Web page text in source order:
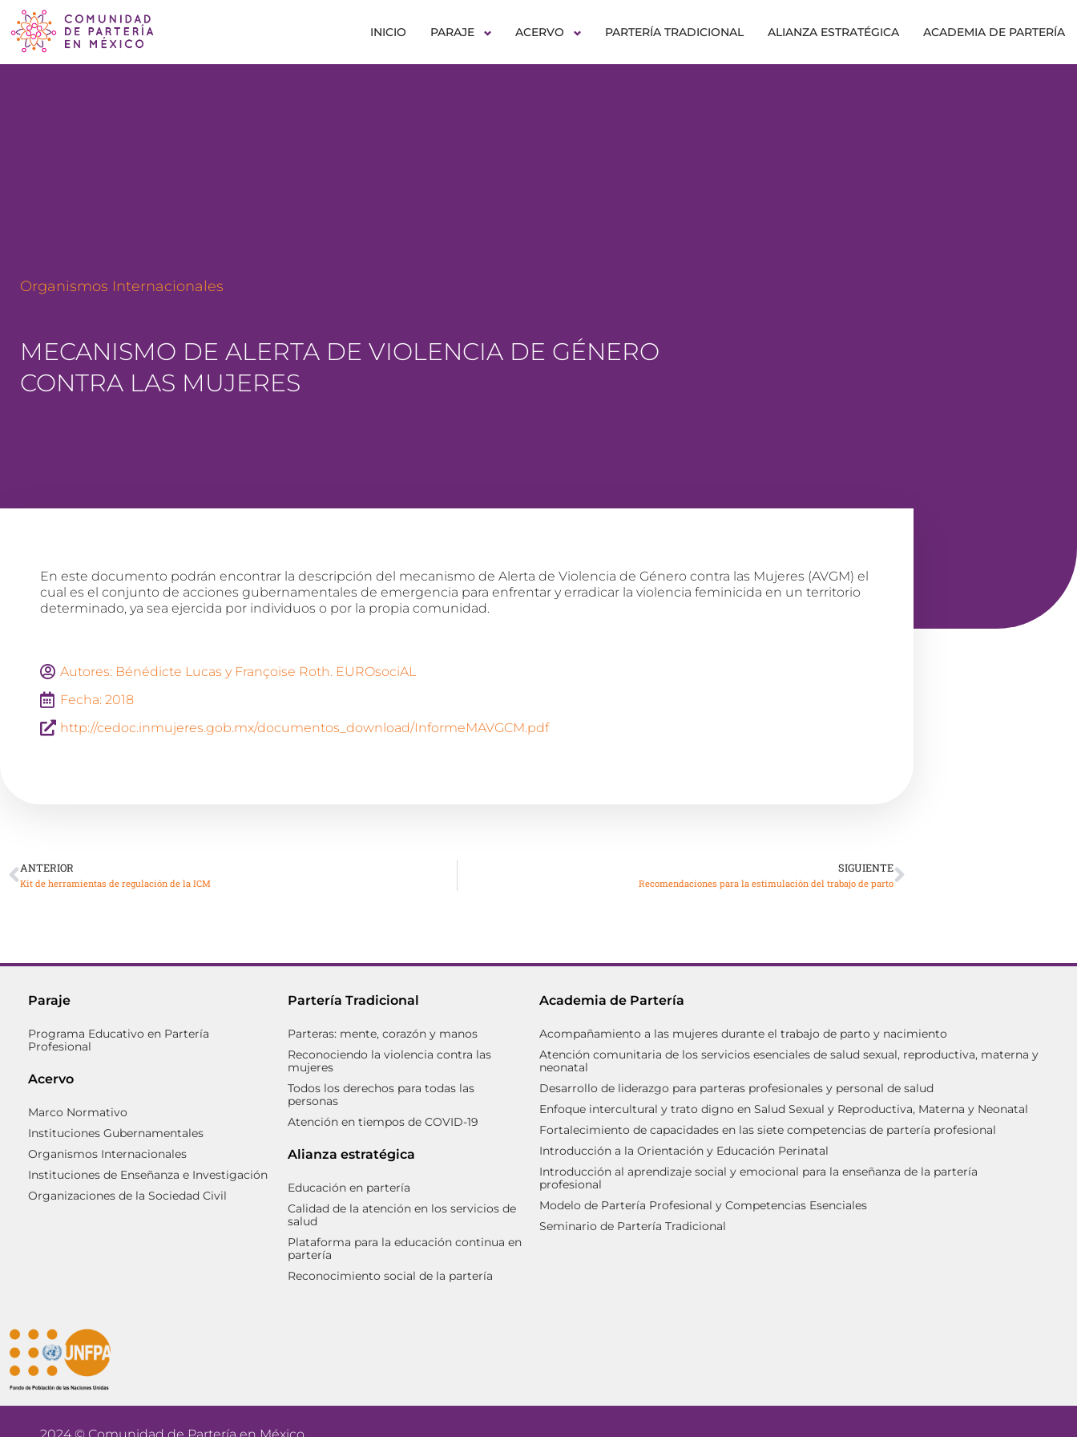
INICIO PARAJE ACERVO PARTERÍA TRADICIONAL ALIANZA ESTRATÉGICA ACADEMIA DE PARTERÍA
Organismos Internacionales
MECANISMO DE ALERTA DE VIOLENCIA DE GÉNERO
CONTRA LAS MUJERES
En este documento podrán encontrar la descripción del mecanismo de Alerta de Violencia de Género contra las Mujeres (AVGM) el
cual es el conjunto de acciones gubernamentales de emergencia para enfrentar y erradicar la violencia feminicida en un territorio
determinado, ya sea ejercida por individuos o por la propia comunidad.
Autores: Bénédicte Lucas y Françoise Roth. EUROsociAL
Fecha: 2018
http://cedoc.inmujeres.gob.mx/documentos_download/InformeMAVGCM.pdf
ANTERIOR
Kit de herramientas de regulación de la ICM
SIGUIENTE
Recomendaciones para la estimulación del trabajo de parto
Paraje
Programa Educativo en Partería
Profesional
Acervo
Marco Normativo
Instituciones Gubernamentales
Organismos Internacionales
Instituciones de Enseñanza e Investigación
Organizaciones de la Sociedad Civil
Partería Tradicional
Parteras: mente, corazón y manos
Reconociendo la violencia contra las
mujeres
Todos los derechos para todas las
personas
Atención en tiempos de COVID-19
Alianza estratégica
Educación en partería
Calidad de la atención en los servicios de
salud
Plataforma para la educación continua en
partería
Reconocimiento social de la partería
Academia de Partería
Acompañamiento a las mujeres durante el trabajo de parto y nacimiento
Atención comunitaria de los servicios esenciales de salud sexual, reproductiva, materna y
neonatal
Desarrollo de liderazgo para parteras profesionales y personal de salud
Enfoque intercultural y trato digno en Salud Sexual y Reproductiva, Materna y Neonatal
Fortalecimiento de capacidades en las siete competencias de partería profesional
Introducción a la Orientación y Educación Perinatal
Introducción al aprendizaje social y emocional para la enseñanza de la partería
profesional
Modelo de Partería Profesional y Competencias Esenciales
Seminario de Partería Tradicional